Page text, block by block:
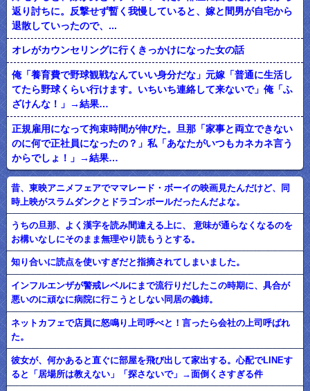
返り討ちに。反撃せず暫く我慢していると、嫁と間男が自宅から
退散していったので、...
オレがカウンセリングに行くきっかけになった女の話
俺「養育費で野球観戦なんていい身分だな」元嫁「普通に生活し
てたら野球くらい行けます。いちいち連絡して来ないで」俺「ふ
ざけんな！」→結果…
正規雇用になって拘束時間が伸びた。旦那「家事と両立できない
のに何で正社員になったの？」私「あなたがいつもカネカネ言う
からでしょ！」→結果…
昔、東映アニメフェアでママレード・ボーイの映画見たんだけど、同
時上映がスラムダンクとドラゴンボールだったんだよな。
うちの旦那、よく漢字を読み間違える上に、 意味が通らなくなるのを
お構いなしにそのまま無理やり読もうとする。
知り合いに読点を使いすぎだと指摘されてしまいました。
インフルエンザが警戒レベルにまで流行りだしたこの時期に、具合が
悪いのに頑なに病院に行こうとしない同居の義姉。
ネットカフェで店員に怒鳴り上司呼べと！言ったら会社の上司呼ばれ
た。
彼女が、何かあると直ぐに部屋を飛び出して家出する。心配でLINEす
ると「居場所は教えない」「探さないで」→面倒くさすぎる件